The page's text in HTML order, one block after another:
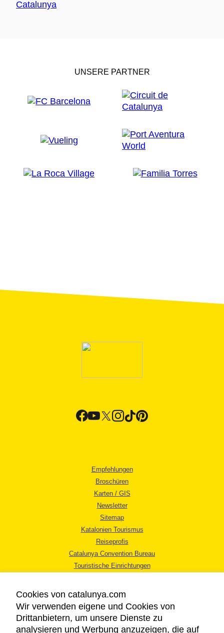
UNSERE PARTNER
Empfehlungen
Broschüren
Karten / GIS
Newsletter
Sitemap
Katalonien Tourismus
Reiseprofis
Catalunya Convention Bureau
Touristische Einrichtungen
Cookies von catalunya.com
Wir verwenden eigene und Cookies von
Drittanbietern, um unsere Dienste zu
analysieren und Werbung anzuzeigen, die auf